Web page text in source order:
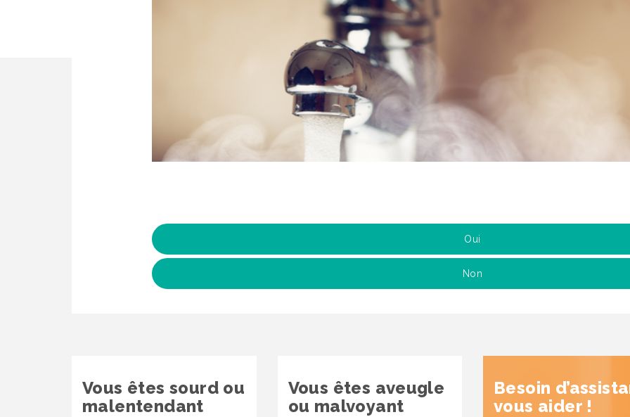
Oui
Non
Vous êtes sourd ou
malentendant
Vous êtes aveugle
ou malvoyant
Besoin
vous aider !